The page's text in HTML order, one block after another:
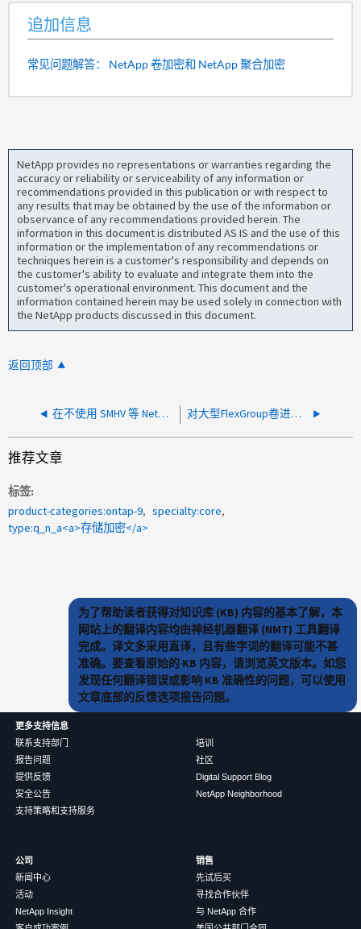
追加信息
常见问题解答： NetApp 卷加密和 NetApp 聚合加密
NetApp provides no representations or warranties regarding the
accuracy or reliability or serviceability of any information or
recommendations provided in this publication or with respect to
any results that may be obtained by the use of the information or
observance of any recommendations provided herein. The
information in this document is distributed AS IS and the use of this
information or the implementation of any recommendations or
techniques herein is a customer's responsibility and depends on
the customer's ability to evaluate and integrate them into the
customer's operational environment. This document and the
information contained herein may be used solely in connection with
the NetApp products discussed in this document.
返回顶部
在不使用 SMHV 等 NetApp 软件的情况下使用 Hyper-V 时，使用 vsadmin 帐户有哪些要求？ 对大型FlexGroup卷进行加密有何风险？
推荐文章
标签
product-categories:ontap-9
specialty:core
type:q_n_a<a>存储加密</a>
为了帮助读者获得对知识库 (KB) 内容的基本了解，本
网站上的翻译内容均由神经机器翻译 (NMT) 工具翻译
完成。译文多采用直译，且有些字词的翻译可能不甚
准确。要查看原始的 KB 内容，请浏览英文版本。如您
发现任何翻译错误或影响 KB 准确性的问题，可以使用
文章底部的反馈选项报告问题。
更多支持信息
联系支持部门
报告问题
提供反馈
安全公告
支持策略和支持服务
培训
社区
Digital Support Blog
NetApp Neighborhood
公司
新闻中心
活动
NetApp Insight
销售
先试后买
寻找合作伙伴
与 NetApp 合作